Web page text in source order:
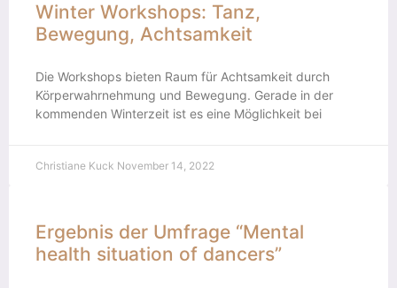
Winter Workshops: Tanz,
Bewegung, Achtsamkeit
Die Workshops bieten Raum für Achtsamkeit durch
Körperwahrnehmung und Bewegung. Gerade in der
kommenden Winterzeit ist es eine Möglichkeit bei
Christiane Kuck November 14, 2022
Ergebnis der Umfrage “Mental
health situation of dancers”